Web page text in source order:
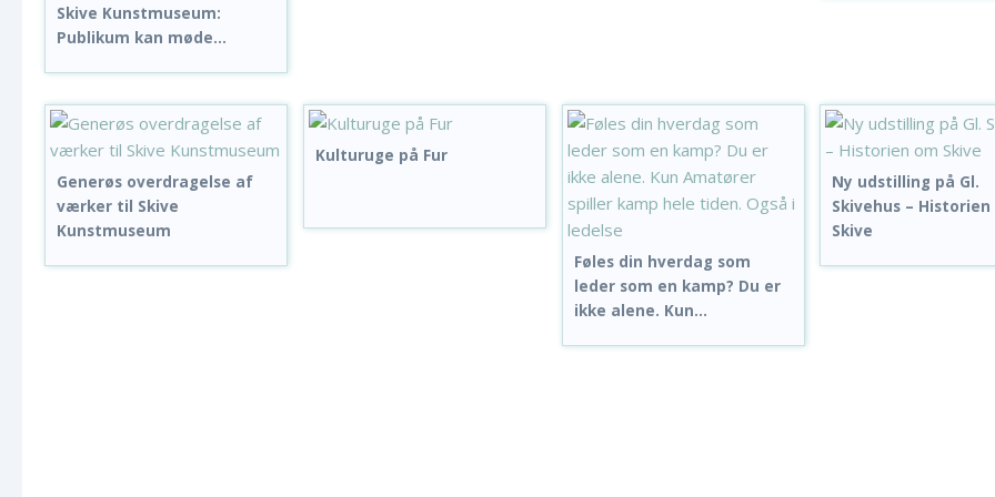
Skive Kunstmuseum:
Publikum kan møde...
Generøs overdragelse af
værker til Skive
Kunstmuseum
Kulturuge på Fur
Føles din hverdag som
leder som en kamp? Du er
ikke alene. Kun...
Ny udstilling på Gl.
Skivehus –
Skive